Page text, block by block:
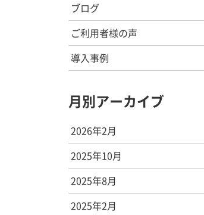
ブログ
ご利用者様の声
導入事例
月別アーカイブ
2026年2月
2025年10月
2025年8月
2025年2月